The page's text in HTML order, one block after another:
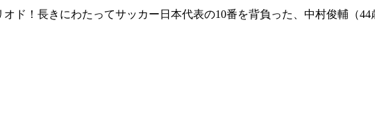
ド！長きにわたってサッカー日本代表の10番を背負った、中村俊輔（